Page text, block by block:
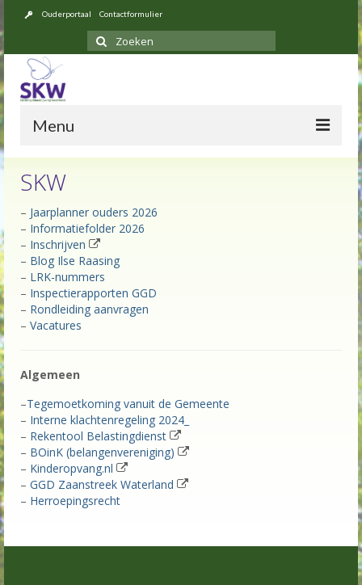
Ouderportaal Contactformulier
Zoeken
naar:
Menu
Over ons
Opvang
Locaties
Tarieven 2026
Inschrijven
OC-SKW & agenda OC-vergadering dinsdag
30 juni 2026
F.A.Q.
Nieuws
SKW
– Jaarplanner ouders 2026
– Informatiefolder 2026
– Inschrijven
– Blog Ilse Raasing
– LRK-nummers
– Inspectierapporten GGD
– Rondleiding aanvragen
– Vacatures
Algemeen
–Tegemoetkoming vanuit de Gemeente
– Interne klachtenregeling 2024_
– Rekentool Belastingdienst
– BOinK (belangenvereniging)
– Kinderopvang.nl
– GGD Zaanstreek Waterland
– Herroepingsrecht